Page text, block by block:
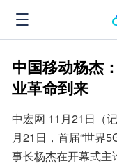
中国移动杨杰
业革命到来
中宏网 11月21日（
月21日，首届“世界
事长杨杰在开幕式主